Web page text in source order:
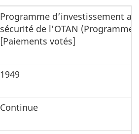
Programme d’investissement
sécurité de l’OTAN
[Paiements votés]
1949
Continue